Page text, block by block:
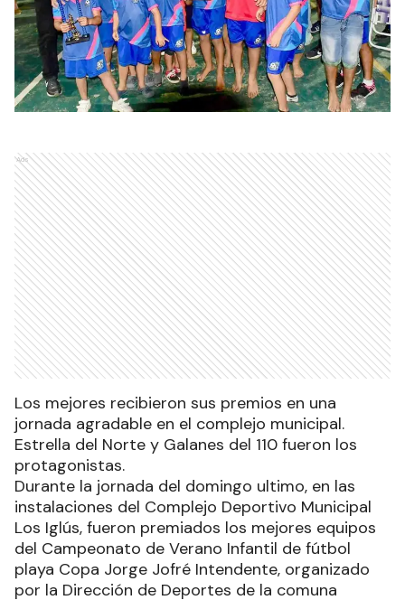
Ads
Los mejores recibieron sus premios en una
jornada agradable en el complejo municipal.
Estrella del Norte y Galanes del 110 fueron los
protagonistas.
Durante la jornada del domingo ultimo, en las
instalaciones del Complejo Deportivo Municipal
Los Iglús, fueron premiados los mejores equipos
del Campeonato de Verano Infantil de fútbol
playa Copa Jorge Jofré Intendente, organizado
por la Dirección de Deportes de la comuna